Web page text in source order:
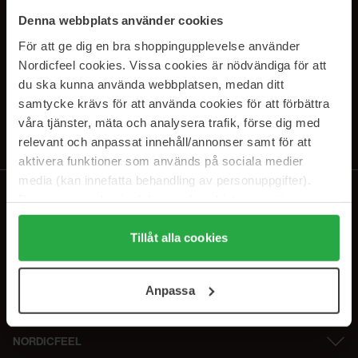
Denna webbplats använder cookies
För att ge dig en bra shoppingupplevelse använder
Nordicfeel cookies. Vissa cookies är nödvändiga för att
du ska kunna använda webbplatsen, medan ditt
samtycke krävs för att använda cookies för att förbättra
våra tjänster, mäta och analysera trafik, förse dig med
relevant och anpassat innehåll/annonser samt för att
aktivera funktioner som används på sociala medier
media (kan innefatta behandling av personuppgifter).
Genom att trycka på "Tillåt alla cookies" accepterar du
alla cookies, medan du under "Detaljer" kan anpassa
användningen av cookies. Du kan när som helst återkalla
samt vår Integritetspolicy.
Tillåt alla cookies
Anpassa
SUBSCRIBE TO OUR
NEWSLETTER
Sähköposti
Tilaamalla hyväksyttietosuojakäytäntömme. Peruuta tilaus milloin
NORDICFEEL